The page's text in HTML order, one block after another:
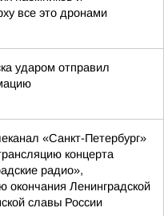
все это дронами
ударом отправил
«Санкт-Петербург»
концерта
радио»,
окончания Ленинградской
славы России